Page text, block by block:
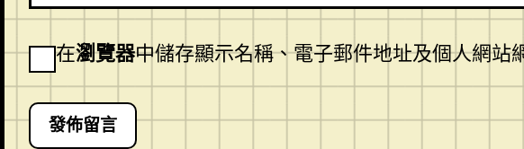
在瀏覽器中儲存顯示名稱、電子郵件地址及個人網站